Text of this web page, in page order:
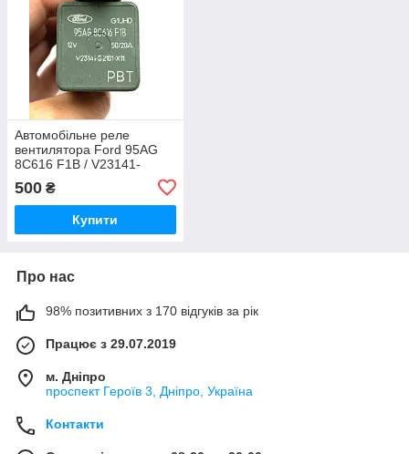
Автомобільне реле
вентилятора Ford 95AG
8C616 F1B / V23141-
500 ₴
Купити
Про нас
98% позитивних з 170 відгуків за рік
Працює з 29.07.2019
м. Дніпро
проспект Героїв 3, Дніпро, Україна
Контакти